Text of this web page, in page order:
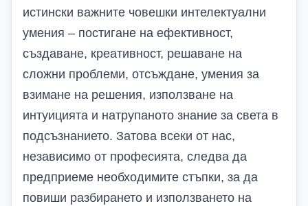
истински важните човешки интелектуални
умения – постигане на ефективност,
създаване, креативност, решаване на
сложни проблеми, отсъждане, умения за
взимане на решения, използване на
интуицията и натрупаното знание за света в
подсъзнанието. Затова всеки от нас,
независимо от професията, следва да
предприеме необходимите стъпки, за да
повиши разбирането и използването на